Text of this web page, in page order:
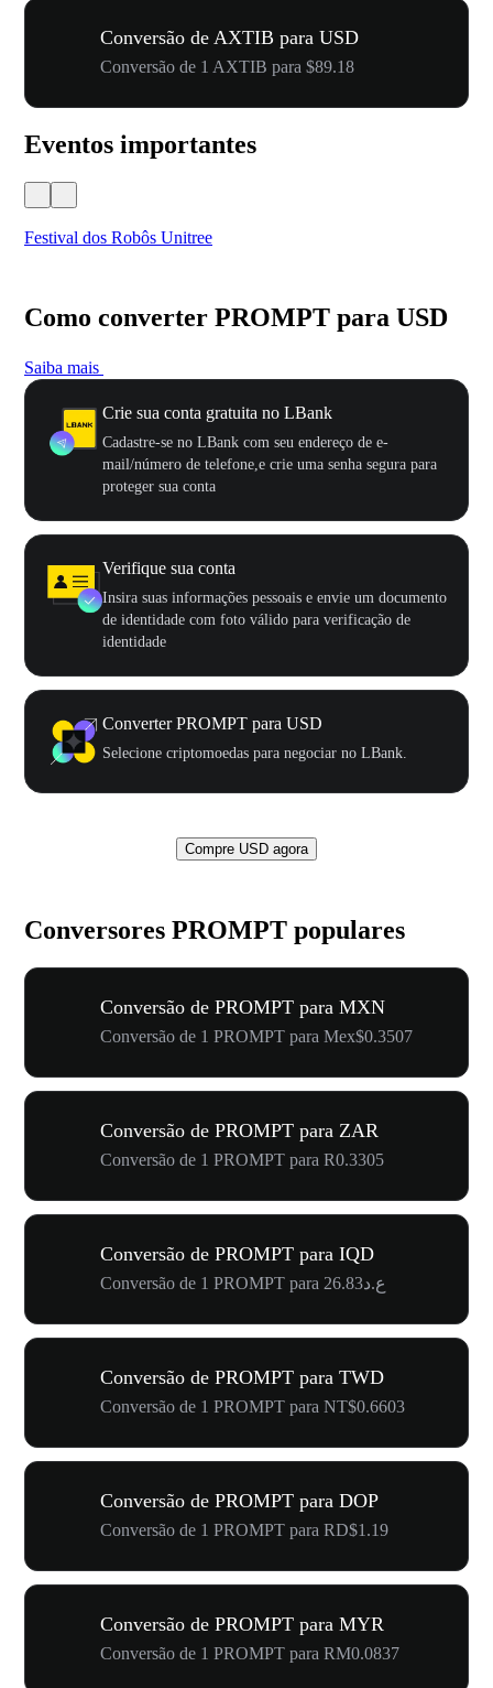
Conversão de AXTIB para USD
Conversão de 1 AXTIB para $89.18
Eventos importantes
Festival dos Robôs Unitree
Como converter PROMPT para USD
Saiba mais
Crie sua conta gratuita no LBank
Cadastre-se no LBank com seu endereço de e-
mail/número de telefone,e crie uma senha segura para
proteger sua conta
Verifique sua conta
Insira suas informações pessoais e envie um documento
de identidade com foto válido para verificação de
identidade
Converter PROMPT para USD
Selecione criptomoedas para negociar no LBank.
Compre USD agora
Conversores PROMPT populares
Conversão de PROMPT para MXN
Conversão de 1 PROMPT para Mex$0.3507
Conversão de PROMPT para ZAR
Conversão de 1 PROMPT para R0.3305
Conversão de PROMPT para IQD
Conversão de 1 PROMPT para ع.د26.83
Conversão de PROMPT para TWD
Conversão de 1 PROMPT para NT$0.6603
Conversão de PROMPT para DOP
Conversão de 1 PROMPT para RD$1.19
Conversão de PROMPT para MYR
Conversão de 1 PROMPT para RM0.0837